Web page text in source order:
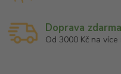
Doprava zdarma
Od 3000 Kč na